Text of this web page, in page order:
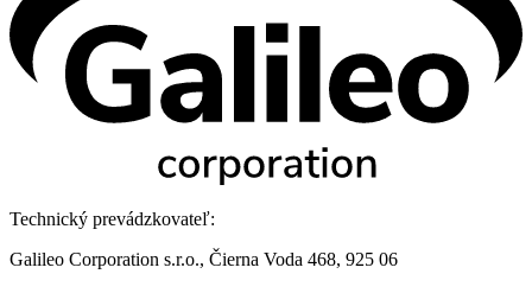
Technický prevádzkovateľ:
Galileo Corporation s.r.o., Čierna Voda 468, 925 06